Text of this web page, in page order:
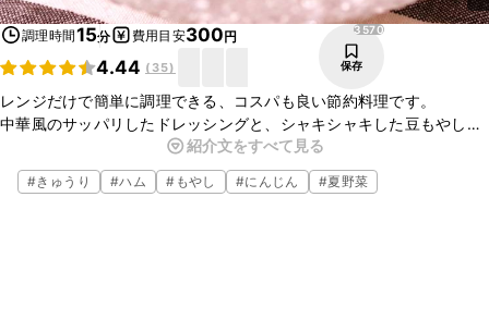
調理時間15分 費用目安300円
4.44 ( 35)
3570
保存
レンジだけで簡単に調理できる、コスパも良い節約料理です。
中華風のサッパリしたドレッシングと、シャキシャキした豆もやしの
食感がとても良く、ご飯のおかずとしても、お酒のおつまみとしても
ピッタリな料理です。
紹介文をすべて見る
#きゅうり #ハム # もやし #にんじん #夏野菜